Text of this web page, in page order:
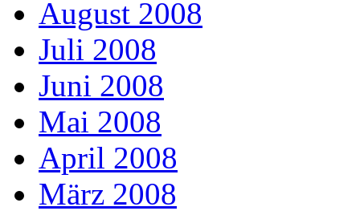
August 2008
Juli 2008
Juni 2008
Mai 2008
April 2008
März 2008